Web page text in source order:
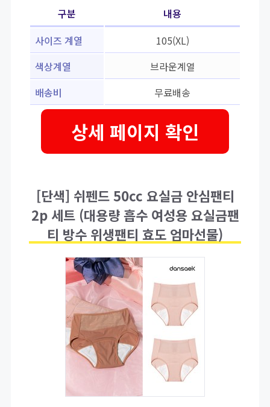
구분
내용
사이즈 계열
105(XL)
색상계열
브라운계열
배송비
무료배송
상세 페이지 확인
[단색] 쉬펜드 50cc 요실금 안심팬티
2p 세트 (대용량 흡수 여성용 요실금팬
티 방수 위생팬티 효도 엄마선물)